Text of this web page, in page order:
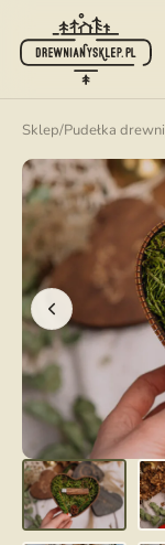
Sklep/Pudełka